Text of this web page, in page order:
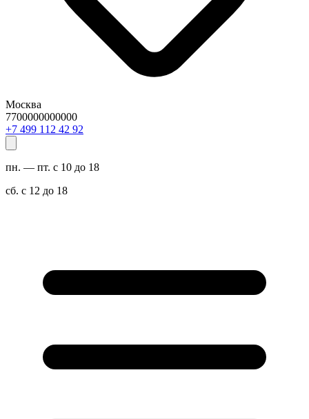
Москва
7700000000000
29 24 211 994 7+
пн. — пт. с 10 до 18
сб. с 12 до 18